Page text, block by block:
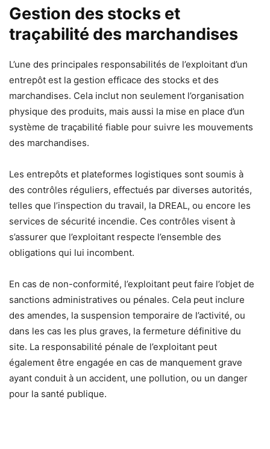
Gestion des stocks et
traçabilité des marchandises
L’une des principales responsabilités de l’exploitant d’un
entrepôt est la gestion efficace des stocks et des
marchandises. Cela inclut non seulement l’organisation
physique des produits, mais aussi la mise en place d’un
système de traçabilité fiable pour suivre les mouvements
des marchandises.
Les entrepôts et plateformes logistiques sont soumis à
des contrôles réguliers, effectués par diverses autorités,
telles que l’inspection du travail, la DREAL, ou encore les
services de sécurité incendie. Ces contrôles visent à
s’assurer que l’exploitant respecte l’ensemble des
obligations qui lui incombent.
En cas de non-conformité, l’exploitant peut faire l’objet de
sanctions administratives ou pénales. Cela peut inclure
des amendes, la suspension temporaire de l’activité, ou
dans les cas les plus graves, la fermeture définitive du
site. La responsabilité pénale de l’exploitant peut
également être engagée en cas de manquement grave
ayant conduit à un accident, une pollution, ou un danger
pour la santé publique.